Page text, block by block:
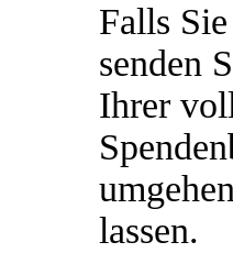
Falls
senden
Ihrer
lassen.